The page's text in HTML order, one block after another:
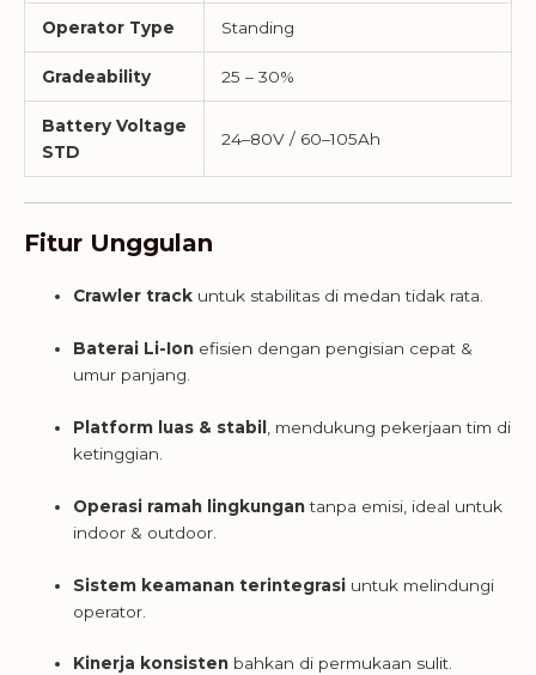
Operator Type Standing
Gradeability 25 – 30%
Battery Voltage
STD
24–80V / 60–105Ah
Fitur Unggulan
Crawler track untuk stabilitas di medan tidak rata.
Baterai Li-Ion efisien dengan pengisian cepat &
umur panjang.
Platform luas & stabil
, mendukung pekerjaan tim di
ketinggian.
Operasi ramah lingkungantanpa emisi, ideal untuk
indoor & outdoor.
Sistem keamanan terintegrasi untuk melindungi
operator.
Kinerja konsisten bahkan di permukaan sulit.